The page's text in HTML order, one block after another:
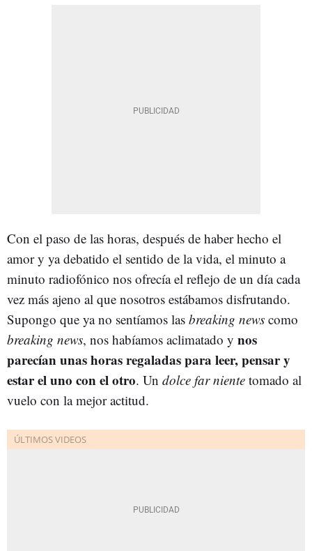
Con el paso de las horas, después de haber hecho el
amor y ya debatido el sentido de la vida, el minuto a
minuto radiofónico nos ofrecía el reflejo de un día cada
vez más ajeno al que nosotros estábamos disfrutando.
Supongo que ya no sentíamos las breaking news como
breaking news, nos habíamos aclimatado y nos
parecían unas horas regaladas para leer, pensar y
estar el uno con el otro. Un dolce far niente tomado al
vuelo con la mejor actitud.